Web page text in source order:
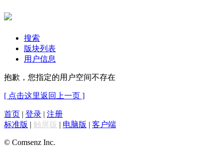
搜索
版块列表
用户信息
抱歉，您指定的用户空间不存在
[ 点击这里返回上一页 ]
首页 | 登录 | 注册
标准版 | 触屏版 | 电脑版 | 客户端
© Comsenz Inc.